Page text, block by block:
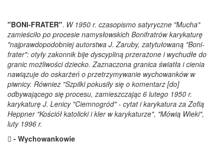
"BONI-FRATER". W 1950 r. czasopismo satyryczne "Mucha"
zamieściło po procesie namysłowskich Bonifratrów karykaturę
"najprawdopodobniej autorstwa J. Zaruby, zatytułowaną "Boni-
frater": otyły zakonnik bije dyscypliną przerażone i wychudłe do
granic możliwości dziecko. Zaznaczona granica światła i cienia
nawiązuje do oskarżeń o przetrzymywanie wychowanków w
piwnicy. Równiez "Szpilki pokusiły się o komentarz [do]
odbywającego się procesu, zamieszczając 6 lutego 1950 r.
karykaturę J. Lenicy "Ciemnogród" - cytat i karykatura za Zofią
Heppner "Kościół katolicki i kler w karykaturze", "Mówią Wieki",
luty 1996 r.
 - Wychowankowie